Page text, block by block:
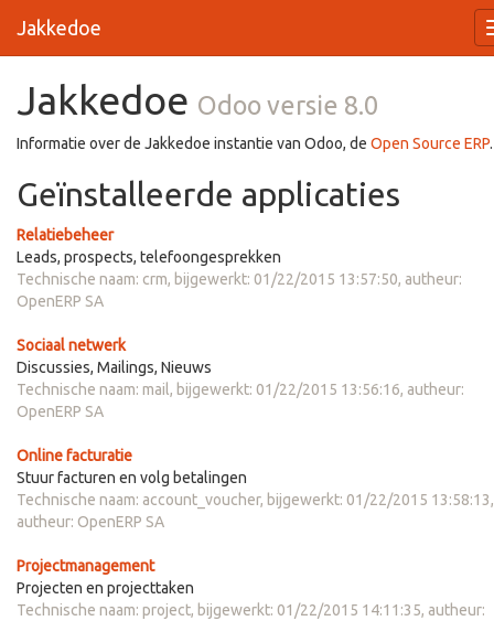
Jakkedoe
Jakkedoe Odoo versie 8.0
Informatie over de Jakkedoe instantie van Odoo, de Open Source ERP.
Geïnstalleerde applicaties
Relatiebeheer
Leads, prospects, telefoongesprekken
Technische naam: crm, bijgewerkt: 01/22/2015 13:57:50, autheur:
OpenERP SA
Sociaal netwerk
Discussies, Mailings, Nieuws
Technische naam: mail, bijgewerkt: 01/22/2015 13:56:16, autheur:
OpenERP SA
Online facturatie
Stuur facturen en volg betalingen
Technische naam: account_voucher, bijgewerkt: 01/22/2015 13:58:13,
autheur: OpenERP SA
Projectmanagement
Projecten en projecttaken
Technische naam: project, bijgewerkt: 01/22/2015 14:11:35, autheur: